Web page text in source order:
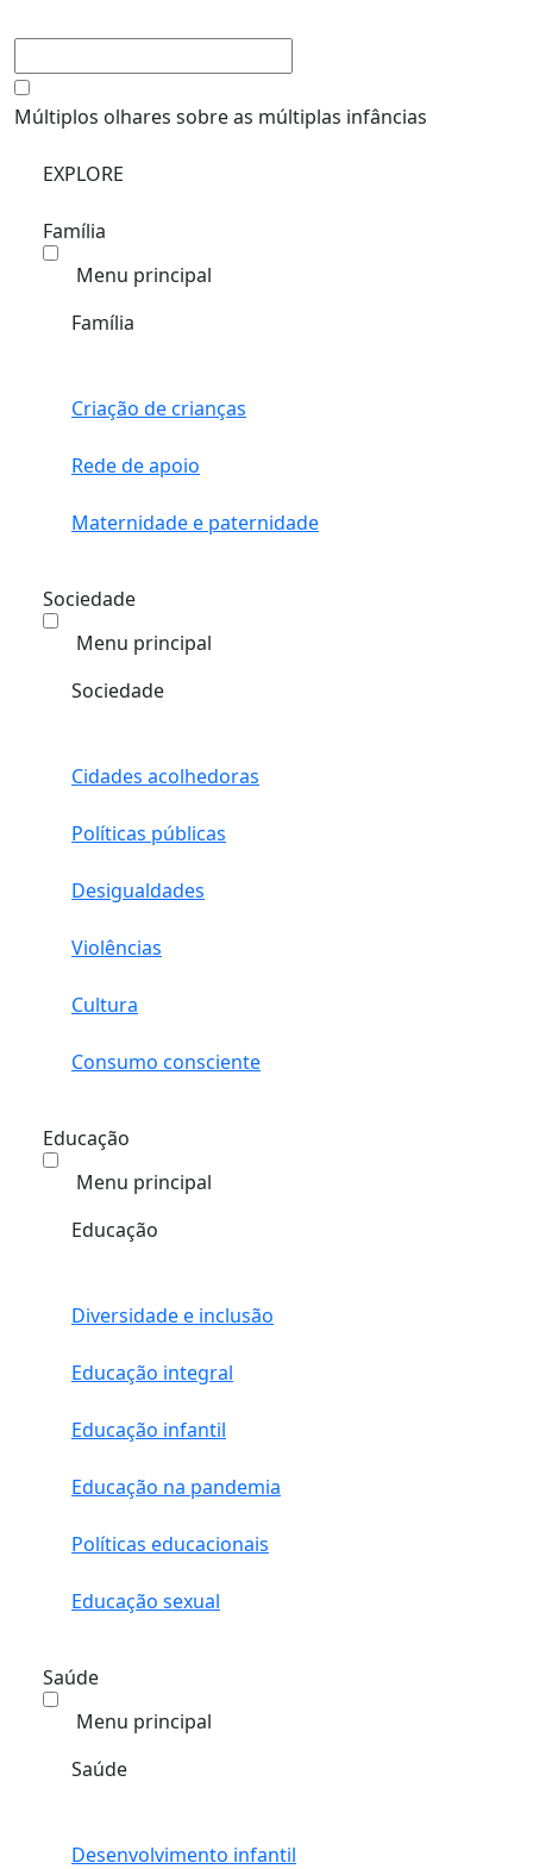
Múltiplos olhares sobre as múltiplas infâncias
EXPLORE
Família
Menu principal
Família
Criação de crianças
Rede de apoio
Maternidade e paternidade
Sociedade
Menu principal
Sociedade
Cidades acolhedoras
Políticas públicas
Desigualdades
Violências
Cultura
Consumo consciente
Educação
Menu principal
Educação
Diversidade e inclusão
Educação integral
Educação infantil
Educação na pandemia
Políticas educacionais
Educação sexual
Saúde
Menu principal
Saúde
Desenvolvimento infantil